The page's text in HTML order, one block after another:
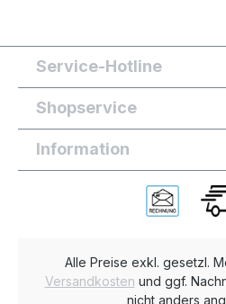
Service-Hotline
Shopservice
Information
Alle Preise exkl. gesetzl.
Versandkosten und ggf.
nicht anders